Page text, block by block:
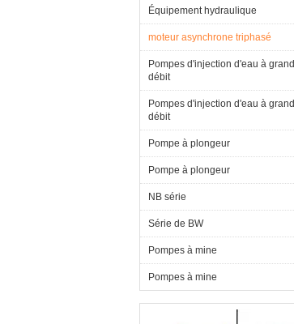
Équipement hydraulique
moteur asynchrone triphasé
Pompes d'injection d'eau à grand
débit
Pompes d'injection d'eau à grand
débit
Pompe à plongeur
Pompe à plongeur
NB série
Série de BW
Pompes à mine
Pompes à mine